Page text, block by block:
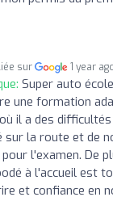
sur 1 year
Super auto
une formation
il a des
sur la route et de
l'examen. De
à l'accueil est
et confiance en